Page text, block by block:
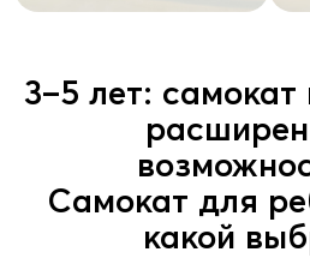
3–5 лет: самокат
Самокат для
какой